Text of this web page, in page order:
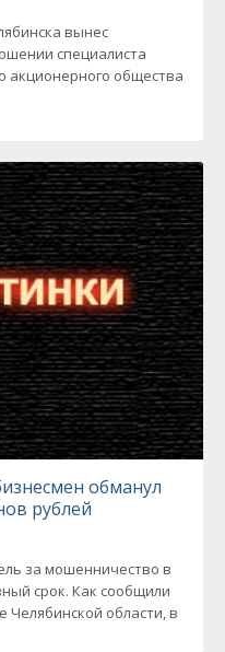
вынес
специалиста
акционерного общества
обманул
рублей
за мошенничество в
срок. Как сообщили
Челябинской области, в